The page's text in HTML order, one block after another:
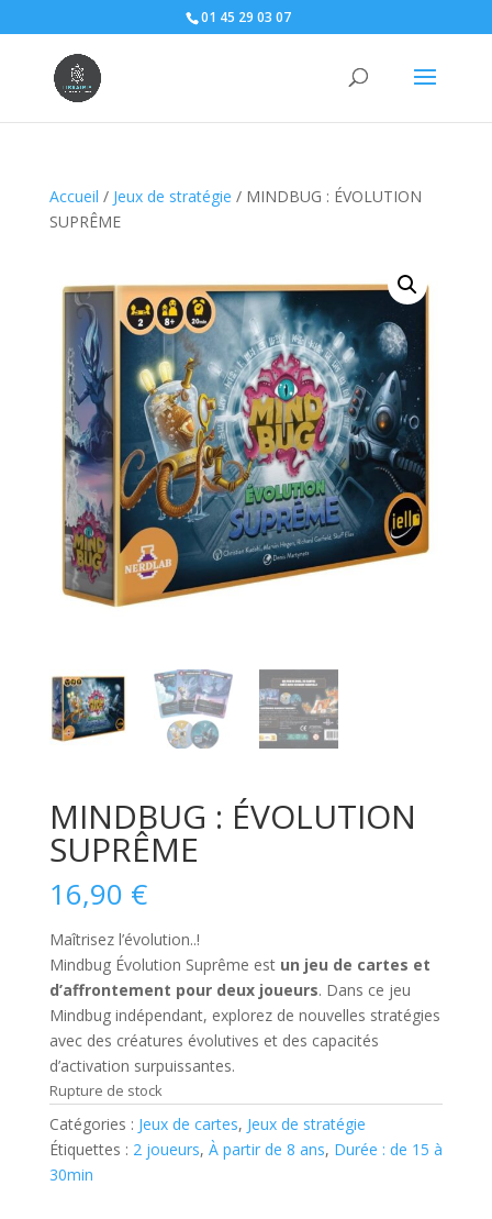
01 45 29 03 07
Accueil / Jeux de stratégie / MINDBUG : ÉVOLUTION
SUPRÊME
MINDBUG : ÉVOLUTION
SUPRÊME
16,90 €
Maîtrisez l’évolution..!
Mindbug Évolution Suprême est un jeu de cartes et
d’affrontement pour deux joueurs. Dans ce jeu
Mindbug indépendant, explorez de nouvelles stratégies
avec des créatures évolutives et des capacités
d’activation surpuissantes.
Rupture de stock
Catégories : Jeux de cartes, Jeux de stratégie
Étiquettes : 2 joueurs, À partir de 8 ans, Durée : de 15 à
30min